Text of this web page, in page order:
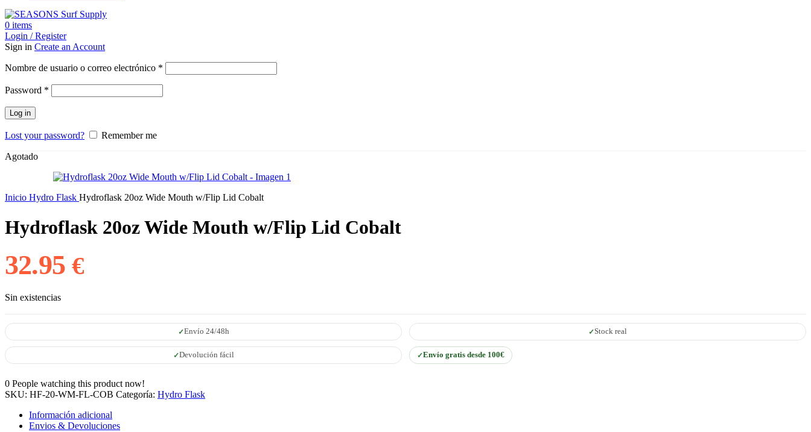
0 items
Login / Register
Sign in Create an Account
Nombre de usuario o correo electrónico *
Password *
Log in
Lost your password? Remember me
Agotado
Inicio Hydro Flask Hydroflask 20oz Wide Mouth w/Flip Lid Cobalt
Hydroflask 20oz Wide Mouth w/Flip Lid Cobalt
32.95€
Sin existencias
Envío 24/48h Stock real
Devolución fácil Envío gratis desde 100€
0 People watching this product now!
SKU: HF-20-WM-FL-COB Categoría: Hydro Flask
Información adicional
Envios & Devoluciones